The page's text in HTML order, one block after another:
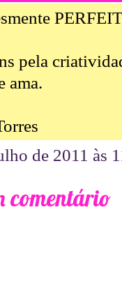
pela
ama.
de 2011 às
comentário